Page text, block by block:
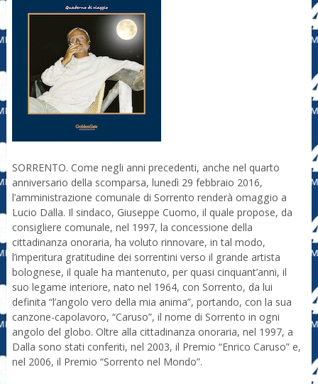
SORRENTO. Come negli anni precedenti, anche nel quarto
anniversario della scomparsa, lunedì 29 febbraio 2016,
l’amministrazione comunale di Sorrento renderà omaggio a
Lucio Dalla. Il sindaco, Giuseppe Cuomo, il quale propose, da
consigliere comunale, nel 1997, la concessione della
cittadinanza onoraria, ha voluto rinnovare, in tal modo,
l’imperitura gratitudine dei sorrentini verso il grande artista
bolognese, il quale ha mantenuto, per quasi cinquant’anni, il
suo legame interiore, nato nel 1964, con Sorrento, da lui
definita “l’angolo vero della mia anima”, portando, con la sua
canzone-capolavoro, “Caruso”, il nome di Sorrento in ogni
angolo del globo. Oltre alla cittadinanza onoraria, nel 1997, a
Dalla sono stati conferiti, nel 2003, il Premio “Enrico Caruso” e,
nel 2006, il Premio “Sorrento nel Mondo”.